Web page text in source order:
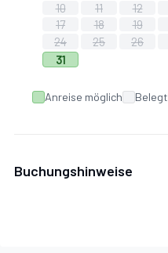
10
11 12
17
18 19
24
25 26
31
Anreise möglich Belegt
Buchungshinweise